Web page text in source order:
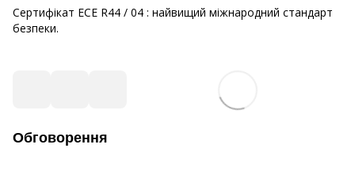
Сертифікат ECE R44 / 04 : найвищий міжнародний стандарт
безпеки.
Обговорення